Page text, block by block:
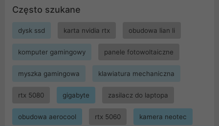
Często szukane
dysk ssd karta nvidia rtx obudowa lian li
komputer gamingowy panele fotowoltaiczne
myszka gamingowa klawiatura mechaniczna
rtx 5080 gigabyte zasilacz do laptopa
obudowa aerocool rtx 5060 kamera neotec